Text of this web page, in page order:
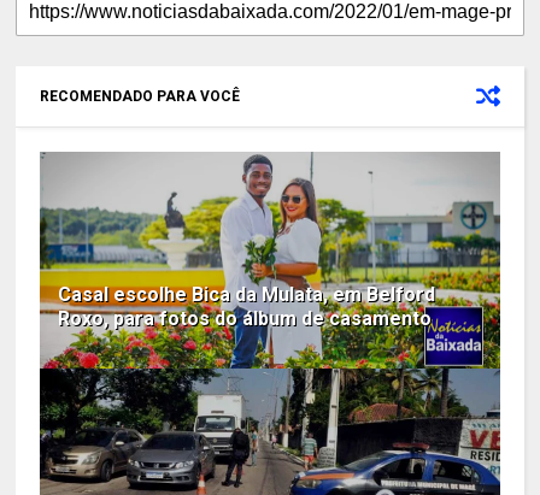
RECOMENDADO PARA VOCÊ
Casal escolhe Bica da Mulata, em Belford
Roxo, para fotos do álbum de casamento